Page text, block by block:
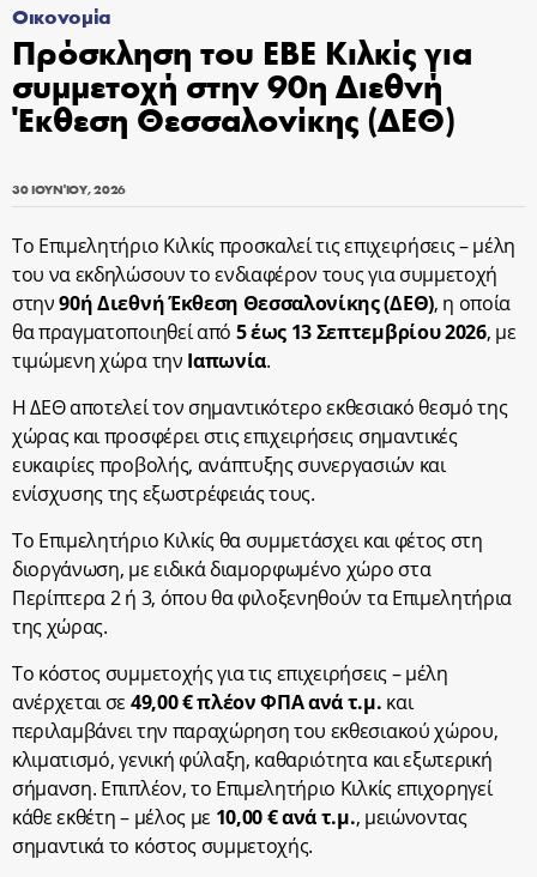
Οικονομία
Πρόσκληση του ΕΒΕ Κιλκίς για
συμμετοχή στην 90η Διεθνή
Έκθεση Θεσσαλονίκης (ΔΕΘ)
30 ΙΟΥΝΊΟΥ, 2026
Το Επιμελητήριο Κιλκίς προσκαλεί τις επιχειρήσεις – μέλη
του να εκδηλώσουν το ενδιαφέρον τους για συμμετοχή
στην90ή Διεθνή Έκθεση Θεσσαλονίκης (ΔΕΘ), η οποία
θα πραγματοποιηθεί από 5 έως 13 Σεπτεμβρίου 2026, με
τιμώμενη χώρα την Ιαπωνία.
Η ΔΕΘ αποτελεί τον σημαντικότερο εκθεσιακό θεσμό της
χώρας και προσφέρει στις επιχειρήσεις σημαντικές
ευκαιρίες προβολής, ανάπτυξης συνεργασιών και
ενίσχυσης της εξωστρέφειάς τους.
Το Επιμελητήριο Κιλκίς θα συμμετάσχει και φέτος στη
διοργάνωση, με ειδικά διαμορφωμένο χώρο στα
Περίπτερα 2 ή 3, όπου θα φιλοξενηθούν τα Επιμελητήρια
της χώρας.
Το κόστος συμμετοχής για τις επιχειρήσεις – μέλη
ανέρχεται σε 49,00 € πλέον ΦΠΑ ανά τ.μ. και
περιλαμβάνει την παραχώρηση του εκθεσιακού χώρου,
κλιματισμό, γενική φύλαξη, καθαριότητα και εξωτερική
σήμανση. Επιπλέον, το Επιμελητήριο Κιλκίς επιχορηγεί
κάθε εκθέτη – μέλος με 10,00 € ανά τ.μ., μειώνοντας
σημαντικά το κόστος συμμετοχής.